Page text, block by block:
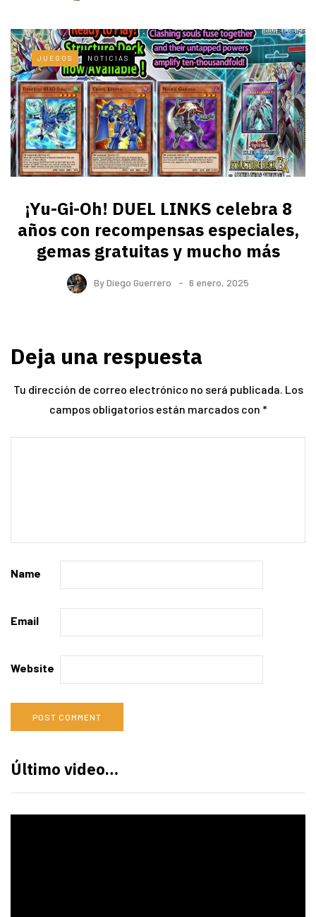
JUEGOS NOTICIAS
¡Yu-Gi-Oh! DUEL LINKS celebra 8
años con recompensas especiales,
gemas gratuitas y mucho más
ByDiego Guerrero 6 enero, 2025
Deja una respuesta
Tu dirección de correo electrónico no será publicada. Los
campos obligatorios están marcados con *
Name
Email
Website
Último video…